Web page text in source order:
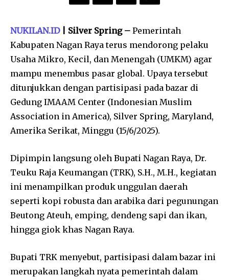
NUKILAN.ID| Silver Spring – Pemerintah
Kabupaten Nagan Raya terus mendorong pelaku
Usaha Mikro, Kecil, dan Menengah (UMKM) agar
mampu menembus pasar global. Upaya tersebut
ditunjukkan dengan partisipasi pada bazar di
Gedung IMAAM Center (Indonesian Muslim
Association in America), Silver Spring, Maryland,
Amerika Serikat, Minggu (15/6/2025).
Dipimpin langsung oleh Bupati Nagan Raya, Dr.
Teuku Raja Keumangan (TRK), S.H., M.H., kegiatan
ini menampilkan produk unggulan daerah
seperti kopi robusta dan arabika dari pegunungan
Beutong Ateuh, emping, dendeng sapi dan ikan,
hingga giok khas Nagan Raya.
Bupati TRK menyebut, partisipasi dalam bazar ini
merupakan langkah nyata pemerintah dalam